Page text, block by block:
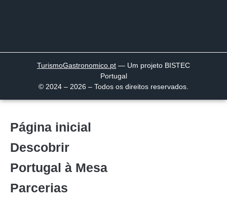
TurismoGastronomico .pt — Um projeto BISTEC
Portugal
© 2024 – 2026 – Todos os direitos reservados.
Página inicial
Descobrir
Portugal à Mesa
Parcerias